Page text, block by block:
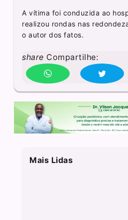
A vítima foi conduzida ao
realizou rondas nas
o autor dos fatos.
share Compartilhe:
Mais Lidas